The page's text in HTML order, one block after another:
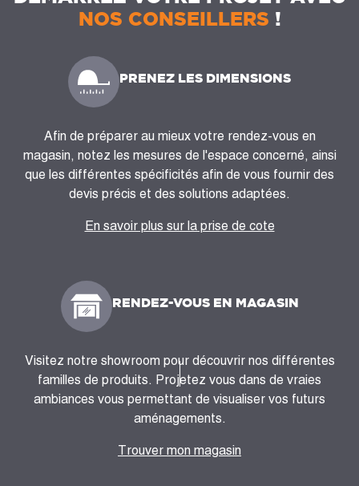
NOS CONSEILLERS !
PRENEZ LES DIMENSIONS
Afin de préparer au mieux votre rendez-vous en
magasin, notez les mesures de l'espace concerné, ainsi
que les différentes spécificités afin de vous fournir des
devis précis et des solutions adaptées.
En savoir plus sur la prise de cote
RENDEZ-VOUS EN MAGASIN
Visitez notre showroom pour découvrir nos différentes
familles de produits. Projetez vous dans de vraies
ambiances vous permettant de visualiser vos futurs
aménagements.
Trouver mon magasin